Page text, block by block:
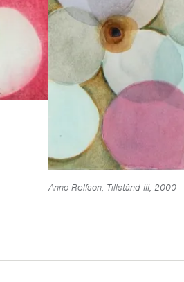
Anne Rolfsen, Tillstånd III, 2000